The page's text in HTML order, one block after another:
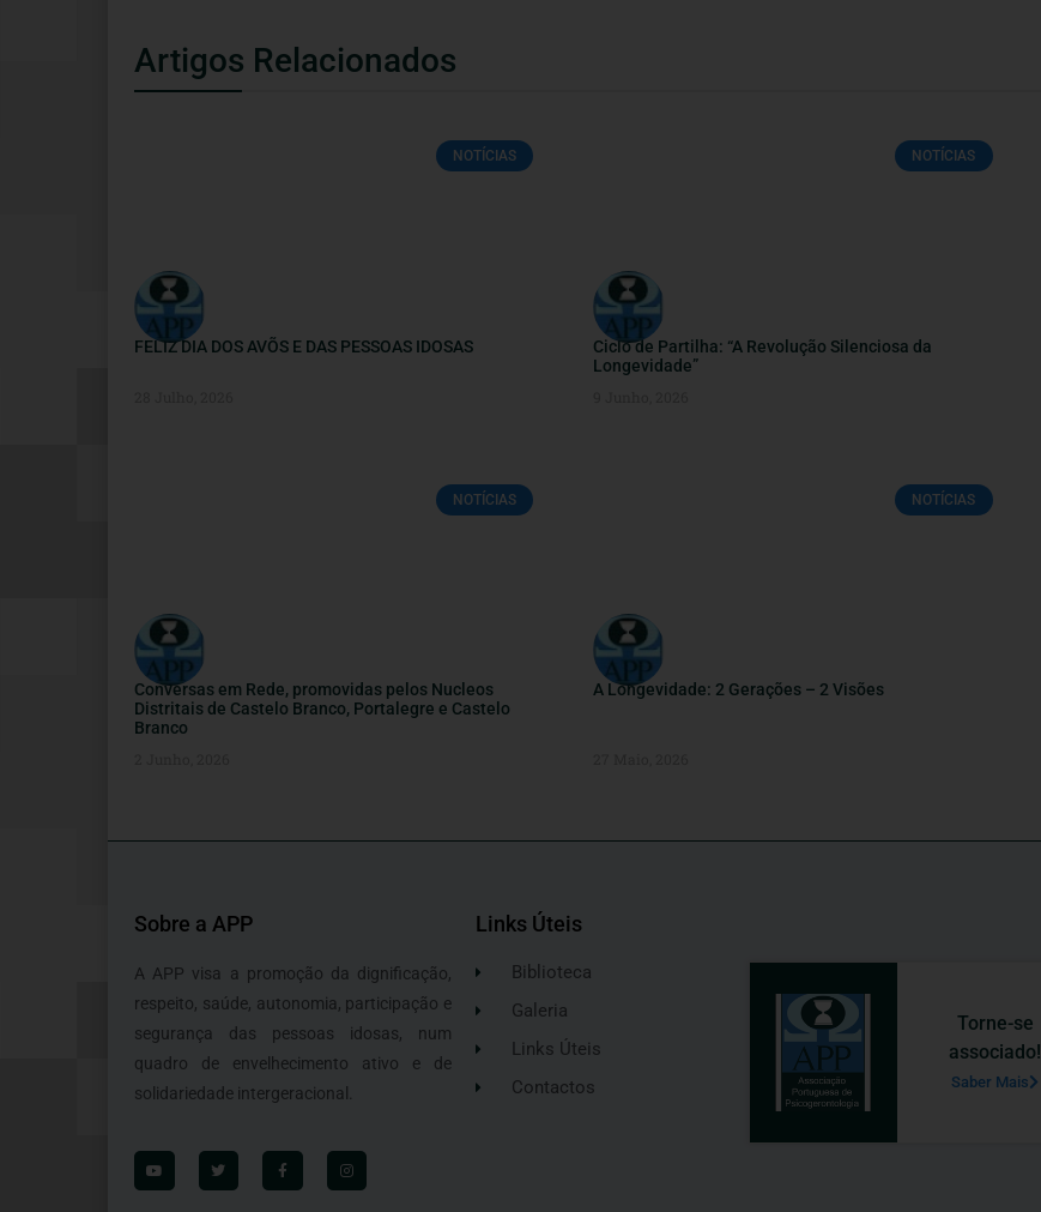
Artigos Relacionados
NOTÍCIAS
FELIZ DIA DOS AVÕS E DAS PESSOAS IDOSAS
NOTÍCIAS
Ciclo de Partilha: “A Revolução Silenciosa da
Longevidade”
NOTÍCIAS
Conversas em Rede, promovidas pelos Nucleos
Distritais de Castelo Branco, Portalegre e Castelo
Branco
NOTÍCIAS
A Longevidade: 2 Gerações – 2 Visões
Sobre a APP
A APP visa a promoção da dignificação,
respeito, saúde, autonomia, participação e
segurança das pessoas idosas, num
quadro de envelhecimento ativo e de
solidariedade intergeracional.
Links Úteis
Biblioteca
Galeria
Links Úteis
Contactos
Torne-se
associado!
Saber Mais